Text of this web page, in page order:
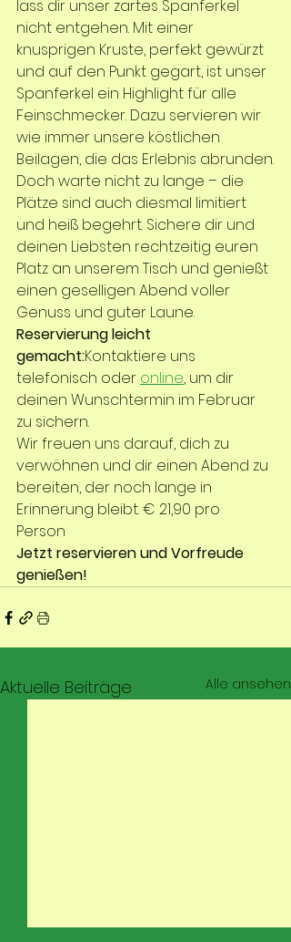
lass dir unser zartes Spanferkel
nicht entgehen. Mit einer
knusprigen Kruste, perfekt gewürzt
und auf den Punkt gegart, ist unser
Spanferkel ein Highlight für alle
Feinschmecker. Dazu servieren wir
wie immer unsere köstlichen
Beilagen, die das Erlebnis abrunden.
Doch warte nicht zu lange – die
Plätze sind auch diesmal limitiert
und heiß begehrt. Sichere dir und
deinen Liebsten rechtzeitig euren
Platz an unserem Tisch und genießt
einen geselligen Abend voller
Genuss und guter Laune.
Reservierung leicht
gemacht:Kontaktiere uns
telefonisch oder online, um dir
deinen Wunschtermin im Februar
zu sichern.
Wir freuen uns darauf, dich zu
verwöhnen und dir einen Abend zu
bereiten, der noch lange in
Erinnerung bleibt. € 21,90 pro
Person
Jetzt reservieren und Vorfreude
genießen!
Aktuelle Beiträge Alle ansehen